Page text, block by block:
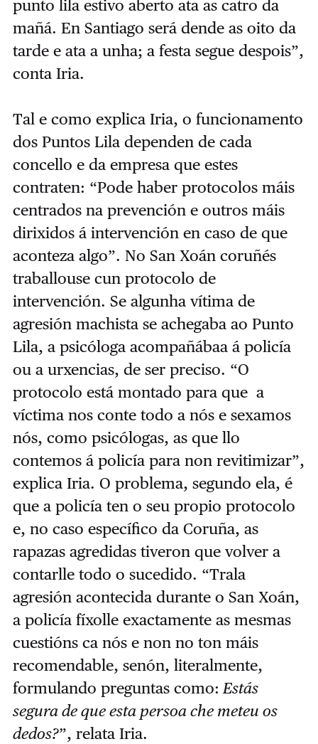
punto lila estivo aberto ata as catro da
mañá. En Santiago será dende as oito da
tarde e ata a unha; a festa segue despois”,
conta Iria.
Tal e como explica Iria, o funcionamento
dos Puntos Lila dependen de cada
concello e da empresa que estes
contraten: “Pode haber protocolos máis
centrados na prevención e outros máis
dirixidos á intervención en caso de que
aconteza algo”. No San Xoán coruñés
traballouse cun protocolo de
intervención. Se algunha vítima de
agresión machista se achegaba ao Punto
Lila, a psicóloga acompañábaa á policía
ou a urxencias, de ser preciso. “O
protocolo está montado para que a
víctima nos conte todo a nós e sexamos
nós, como psicólogas, as que llo
contemos á policía para non revitimizar”,
explica Iria. O problema, segundo ela, é
que a policía ten o seu propio protocolo
e, no caso específico da Coruña, as
rapazas agredidas tiveron que volver a
contarlle todo o sucedido. “Trala
agresión acontecida durante o San Xoán,
a policía fíxolle exactamente as mesmas
cuestións ca nós e non no ton máis
recomendable, senón, literalmente,
formulando preguntas como: Estás
segura de que esta persoa che meteu os
dedos?”, relata Iria.